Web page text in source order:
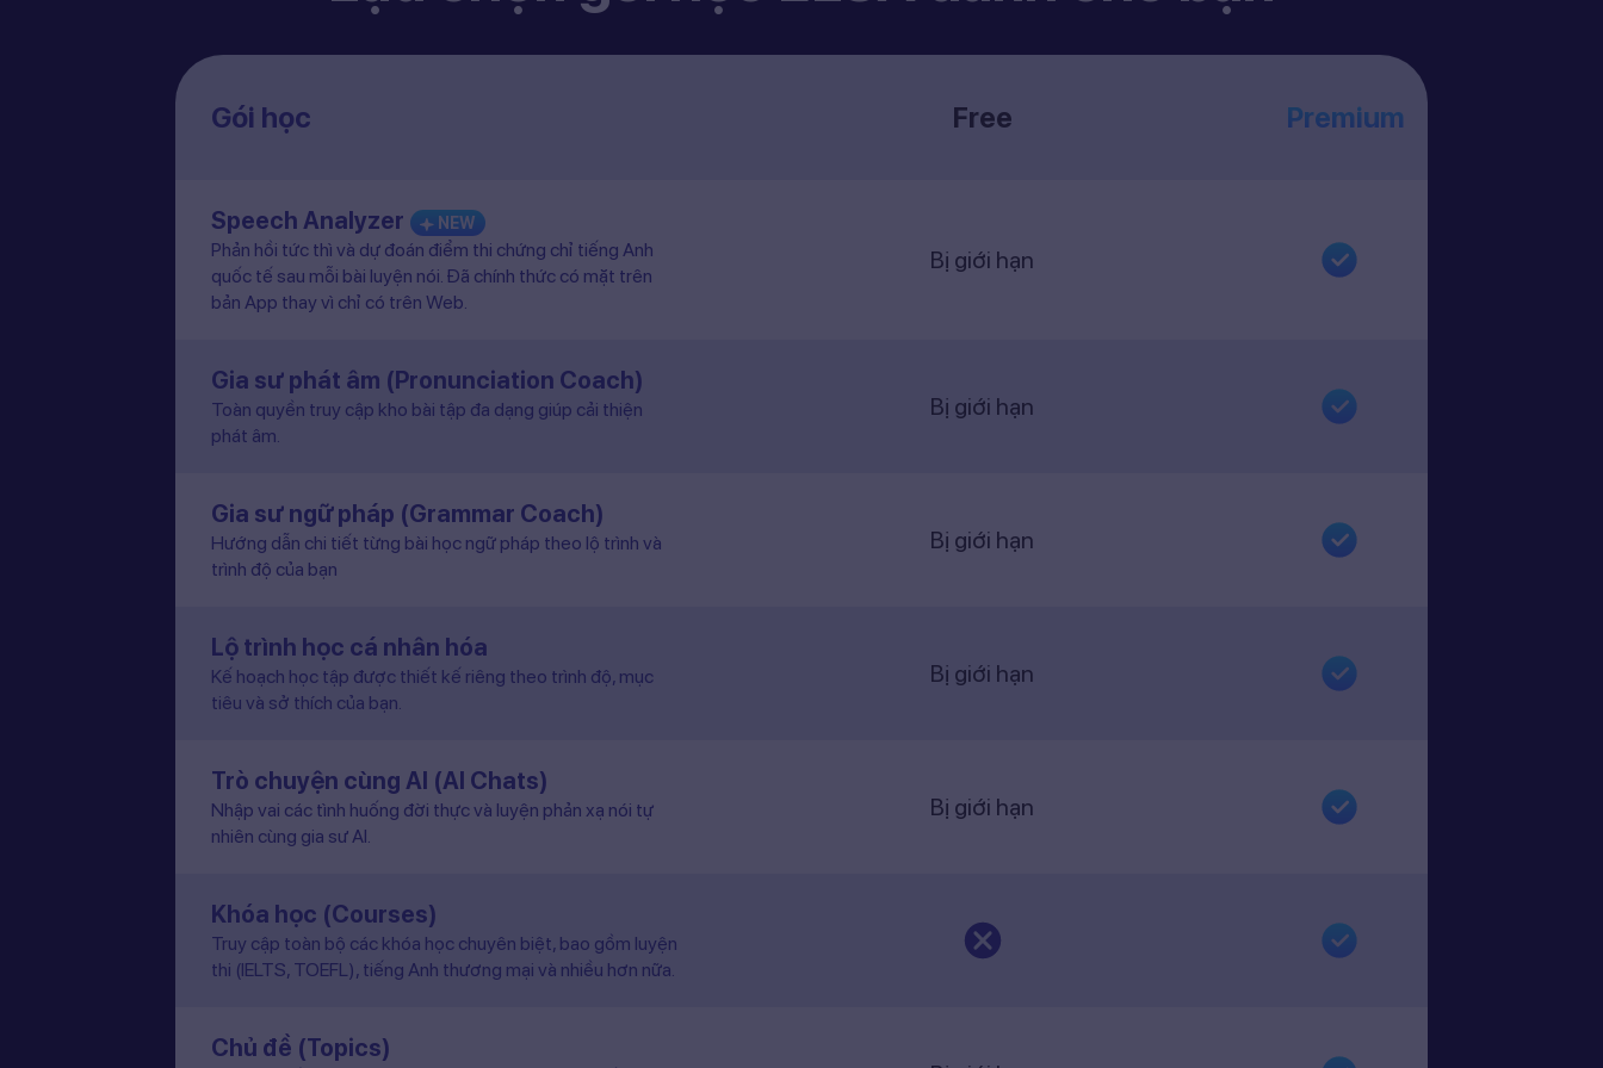
Gói học Free Premium
Speech Analyzer NEW
Phản hồi tức thì và dự đoán điểm thi chứng chỉ tiếng Anh
quốc tế sau mỗi bài luyện nói. Đã chính thức có mặt trên
bản App thay vì chỉ có trên Web.
Bị giới hạn
Gia sư phát âm (Pronunciation Coach)
Toàn quyền truy cập kho bài tập đa dạng giúp cải thiện
phát âm.
Bị giới hạn
Gia sư ngữ pháp (Grammar Coach)
Hướng dẫn chi tiết từng bài học ngữ pháp theo lộ trình và
trình độ của bạn
Bị giới hạn
Lộ trình học cá nhân hóa
Kế hoạch học tập được thiết kế riêng theo trình độ, mục
tiêu và sở thích của bạn.
Bị giới hạn
Trò chuyện cùng AI (AI Chats)
Nhập vai các tình huống đời thực và luyện phản xạ nói tự
nhiên cùng gia sư AI.
Bị giới hạn
Khóa học (Courses)
Truy cập toàn bộ các khóa học chuyên biệt, bao gồm luyện
thi (IELTS, TOEFL), tiếng Anh thương mại và nhiều hơn nữa.
Chủ đề (Topics)